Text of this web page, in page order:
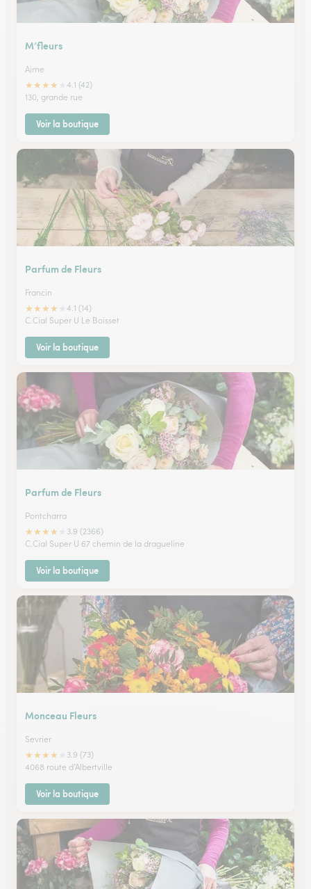
M’fleurs
Aime
★★★★
4.1 (42)
130, grande rue
Voir la boutique
Parfum de Fleurs
Francin
★★★★
4.1 (14)
C.Cial Super U Le Boisset
Voir la boutique
Parfum de Fleurs
Pontcharra
★★★★
3.9 (2366)
C.Cial Super U 67 chemin de la dragueline
Voir la boutique
Monceau Fleurs
Sevrier
★★★★
3.9 (73)
4068 route d'Albertville
Voir la boutique